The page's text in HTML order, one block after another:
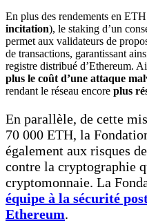
En plus des rendements en
incitation), le staking d’un
permet aux validateurs de
de transactions, garantissant
registre distribué d’Ethereum.
plus le coût d’une attaque
rendant le réseau encore plus
En parallèle, de cette
70 000 ETH, la
également aux risques de
contre la cryptographie
cryptomonnaie. La
équipe à la sécurité
Ethereum.